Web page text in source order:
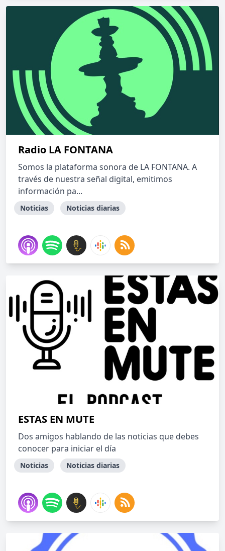
Radio LA FONTANA
Somos la plataforma sonora de LA FONTANA. A
través de nuestra señal digital, emitimos
información pa...
Noticias Noticias diarias
ESTAS EN MUTE
Dos amigos hablando de las noticias que debes
conocer para iniciar el día
Noticias Noticias diarias